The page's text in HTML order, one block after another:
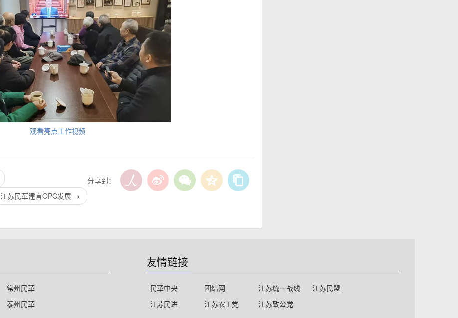
观看亮点工作视频
分享到：
江苏民革建言OPC发展 →
常州民革
泰州民革
友情链接
民革中央 团结网 江苏统一战线
江苏民盟
江苏民进
江苏农工党 江苏致公党